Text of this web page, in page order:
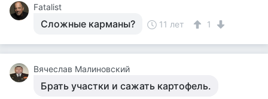
Fatalist
Сложные карманы? 11 лет 1
Вячеслав Малиновский
Брать участки и сажать картофель.